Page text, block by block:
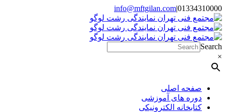
Skip
to
content
01334310000
|
info@mftgilan.com
Instagram
LinkedIn
Search
×
صفحه اصلی
دوره های آموزشی
کتابخانه الکترونیکی